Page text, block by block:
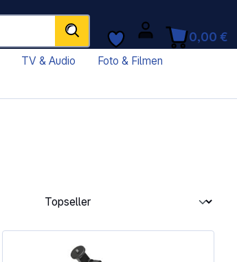
0,00 €
TV & Audio
Foto & Filmen